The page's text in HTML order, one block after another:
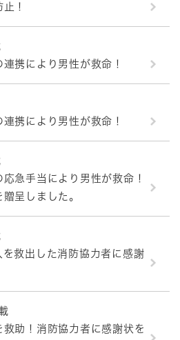
！
携により男性が救命！
携により男性が救命！
急手当により男性が救命！
呈しました。
救出した消防協力者に感謝
助！消防協力者に感謝状を